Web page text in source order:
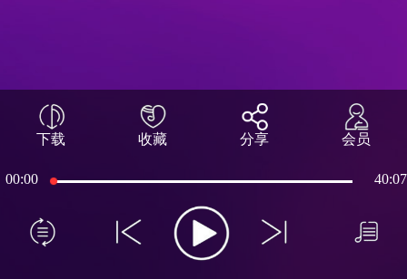
下载 收藏 分享 会员
00:00 40:07